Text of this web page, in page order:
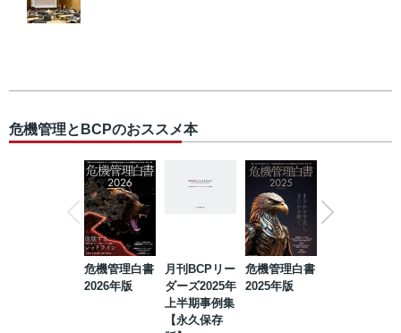
危機管理とBCPのおススメ本
危機管理白書
2026年版
月刊BCPリー
ダーズ2025年
上半期事例集
【永久保存
危機管理白書
2025年版